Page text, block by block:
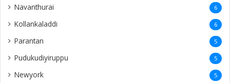
Navanthurai 6
Kollankaladdi 6
Parantan 5
Pudukudiyiruppu 5
Newyork 5